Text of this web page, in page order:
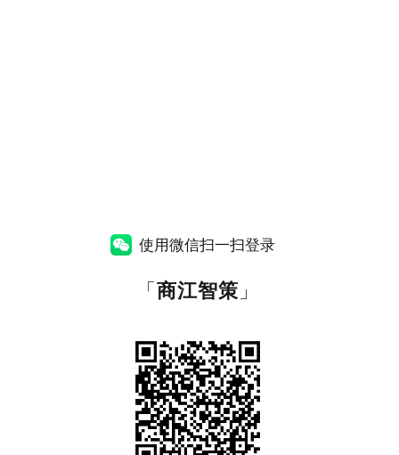
使用微信扫一扫登录
「商江智策 」